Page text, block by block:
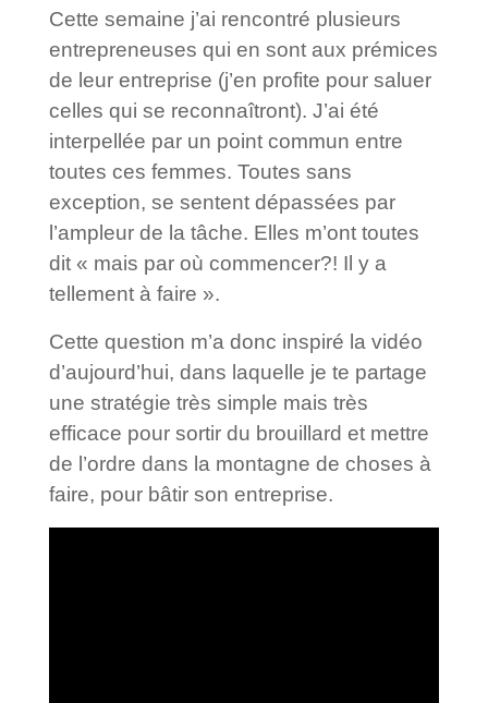
Cette semaine j’ai rencontré plusieurs
entrepreneuses qui en sont aux prémices
de leur entreprise (j’en profite pour saluer
celles qui se reconnaîtront). J’ai été
interpellée par un point commun entre
toutes ces femmes. Toutes sans
exception, se sentent dépassées par
l’ampleur de la tâche. Elles m’ont toutes
dit « mais par où commencer?! Il y a
tellement à faire ».
Cette question m’a donc inspiré la vidéo
d’aujourd’hui, dans laquelle je te partage
une stratégie très simple mais très
efficace pour sortir du brouillard et mettre
de l’ordre dans la montagne de choses à
faire, pour bâtir son entreprise.